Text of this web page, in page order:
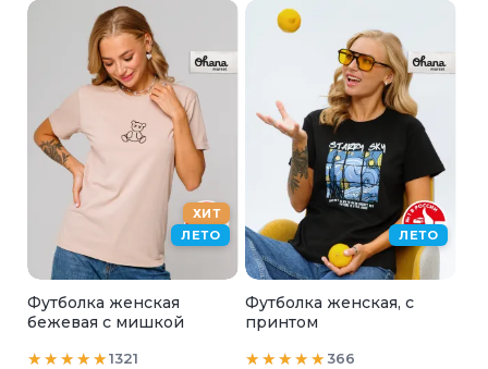
ХИТ
ЛЕТО
Футболка женская
бежевая с мишкой
1321
ЛЕТО
Футболка женская, с
принтом
366